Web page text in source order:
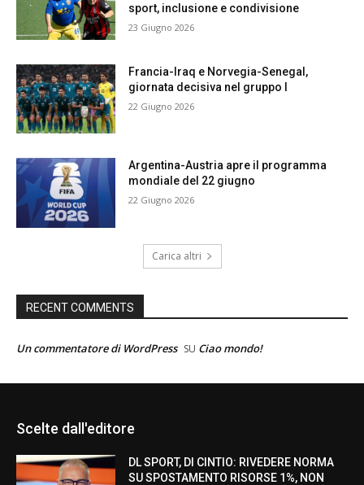
sport, inclusione e condivisione
23 Giugno 2026
Francia-Iraq e Norvegia-Senegal,
giornata decisiva nel gruppo I
22 Giugno 2026
Argentina-Austria apre il programma
mondiale del 22 giugno
22 Giugno 2026
Carica altri
RECENT COMMENTS
Un commentatore di WordPress SU Ciao mondo!
Scelte dall'editore
DL SPORT, DI CINTIO: RIVEDERE NORMA
SU SPOSTAMENTO RISORSE 1%, NON